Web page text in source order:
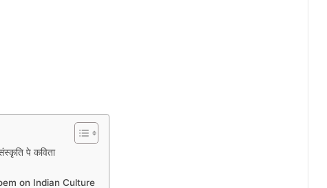
पे कविता
on Indian Culture